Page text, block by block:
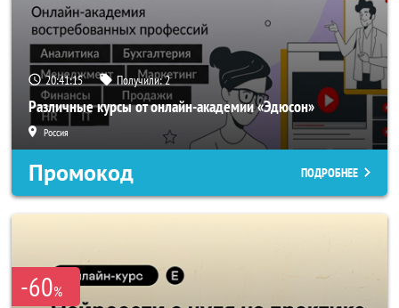
20:41:14 Получили:2
Различные курсы от онлайн-академии «Эдюсон»
Россия
Промокод ПОДРОБНЕЕ
-60%